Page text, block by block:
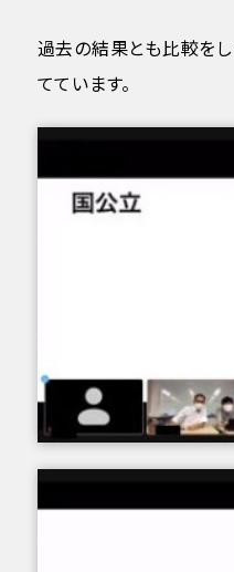
過去の結果とも比較を
てています。